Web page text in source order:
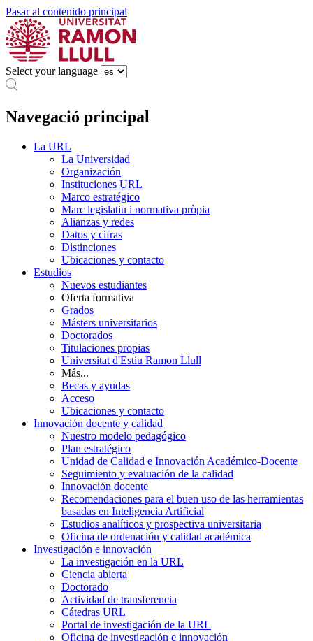
Pasar al contenido principal
Select your language
Navegació principal
La URL
La Universidad
Organización
Instituciones URL
Marco estratégico
Marc legislatiu i normativa pròpia
Alianzas y redes
Datos y cifras
Distinciones
Ubicaciones y contacto
Estudios
Nuevos estudiantes
Oferta formativa
Grados
Másters universitarios
Doctorados
Titulaciones propias
Universitat d'Estiu Ramon Llull
Más...
Becas y ayudas
Acceso
Ubicaciones y contacto
Innovación docente y calidad
Nuestro modelo pedagógico
Plan estratégico
Unidad de Calidad e Innovación Académico-Docente
Seguimiento y evaluación de la calidad
Innovación docente
Recomendaciones para el buen uso de las herramientas
basadas en Inteligencia Artificial
Estudios analíticos y prospectiva universitaria
Oficina de ordenación y calidad académica
Investigación e innovación
La investigación en la URL
Ciencia abierta
Doctorado
Actividad de transferencia
Cátedras URL
Portal de investigación de la URL
Oficina de investigación e innovación